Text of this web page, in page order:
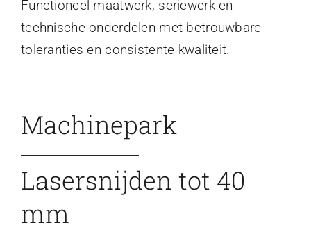
Functioneel maatwerk, seriewerk en
technische onderdelen met betrouwbare
toleranties en consistente kwaliteit.
Machinepark
Lasersnijden tot 40
mm